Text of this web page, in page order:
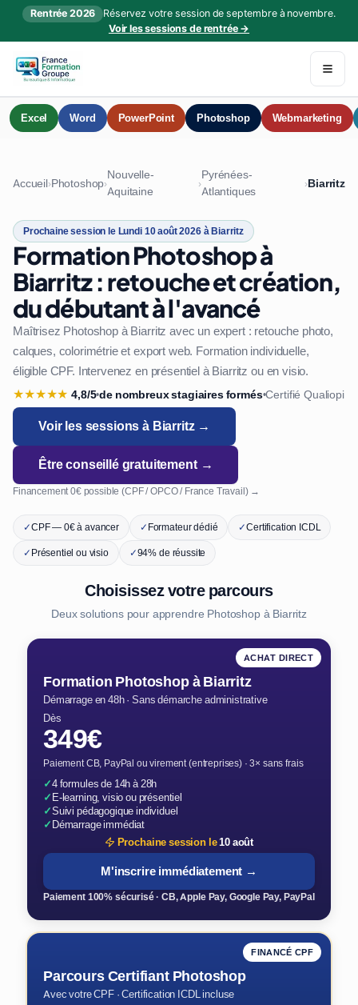
Rentrée 2026
Réservez votre session de septembre à novembre.
Voir les sessions de rentrée →
Excel Word PowerPoint Photoshop Webmarketing
Accueil›Photoshop›
Nouvelle-
Aquitaine
›
Pyrénées-
Atlantiques
›Biarritz
Prochaine session le Lundi 10 août 2026 à Biarritz
Formation Photoshop à
Biarritz : retouche et création,
du débutant à l'avancé
Maîtrisez Photoshop à Biarritz avec un expert : retouche photo,
calques, colorimétrie et export web. Formation individuelle,
éligible CPF. Intervenez en présentiel à Biarritz ou en visio.
★★★★★ 4,8/5•de nombreux stagiaires formés•Certifié Qualiopi
Voir les sessions à Biarritz →
Être conseillé gratuitement →
Financement 0€ possible (CPF / OPCO / France Travail) →
✓CPF — 0€ à avancer ✓Formateur dédié ✓Certification ICDL
✓Présentiel ou visio ✓94% de réussite
Choisissez votre parcours
Deux solutions pour apprendre Photoshop à Biarritz
ACHAT DIRECT
Formation Photoshop à Biarritz
Démarrage en 48h · Sans démarche administrative
Dès
349€
Paiement CB, PayPal ou virement (entreprises) · 3× sans frais
✓4 formules de 14h à 28h
✓E-learning, visio ou présentiel
✓Suivi pédagogique individuel
✓Démarrage immédiat
Prochaine session le10 août
M'inscrire immédiatement →
Paiement 100% sécurisé · CB, Apple Pay, Google Pay, PayPal
FINANCÉ CPF
Parcours Certifiant Photoshop
Avec votre CPF · Certification ICDL incluse